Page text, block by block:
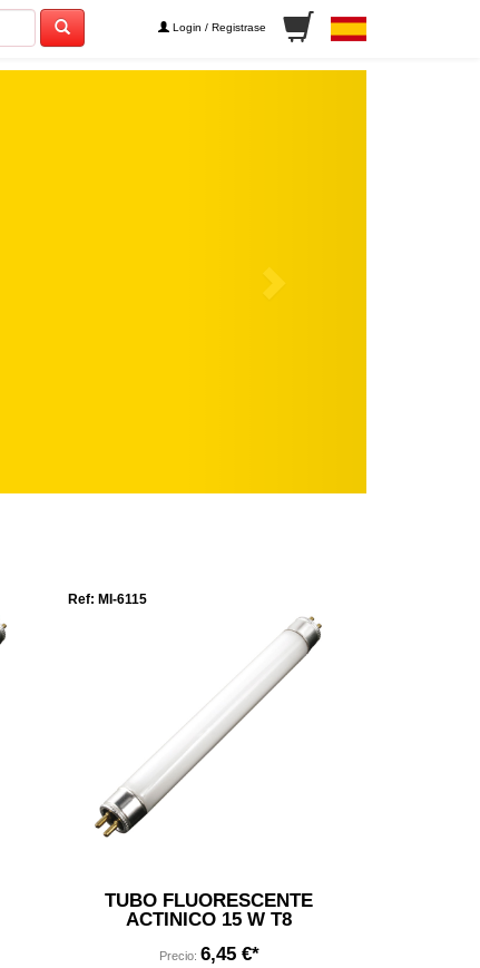
Login / Registrase
Ref: MI-6115
TUBO FLUORESCENTE
ACTINICO 15 W T8
Precio: 6,45 €*